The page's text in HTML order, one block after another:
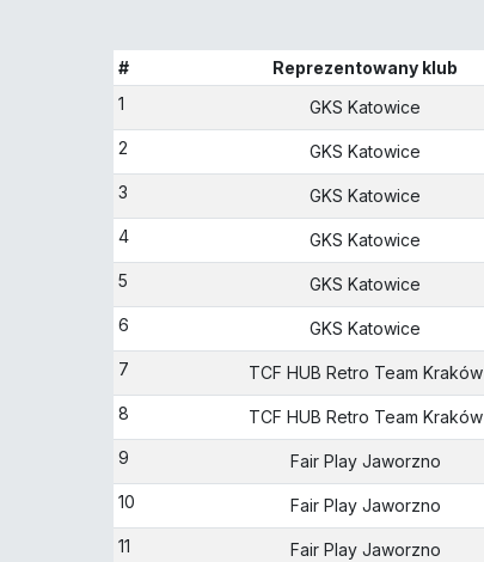
# Reprezentowany klub
1
GKS Katowice
2
GKS Katowice
3
GKS Katowice
4
GKS Katowice
5
GKS Katowice
6
GKS Katowice
7
TCF HUB Retro Team Kraków
8
TCF HUB Retro Team Kraków
9
Fair Play Jaworzno
10
Fair Play Jaworzno
11
Fair Play Jaworzno